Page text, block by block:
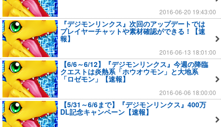
2016-06-20 19:43:00
『デジモンリンクス』次回のアップデートでは
プレイヤーチャットや素材確認ができる！【速
報】
2016-06-13 18:01:00
【6/6～6/12】『デジモンリンクス』今週の降臨
クエストは炎熱系「ホウオウモン」と大地系
「ロゼモン」【速報】
2016-06-06 18:00:00
【5/31～6/6まで】『デジモンリンクス』400万
DL記念キャンペーン【速報】